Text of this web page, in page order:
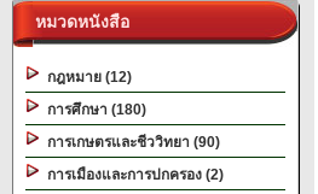
หมวดหนังสือ
กฎหมาย (12)
การศึกษา (180)
การเกษตรและชีววิทยา (90)
การเมืองและการปกครอง (2)